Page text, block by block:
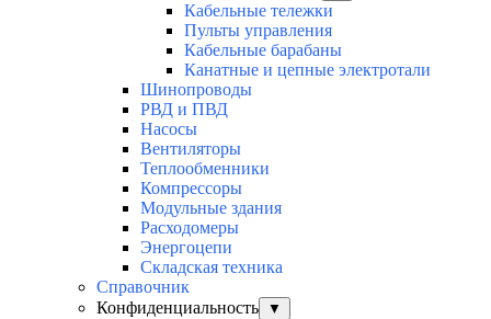
Кабельные тележки
Пульты управления
Кабельные барабаны
Канатные и цепные электротали
Шинопроводы
РВД и ПВД
Насосы
Вентиляторы
Теплообменники
Компрессоры
Модульные здания
Расходомеры
Энергоцепи
Складская техника
Справочник
Конфиденциальность
▼